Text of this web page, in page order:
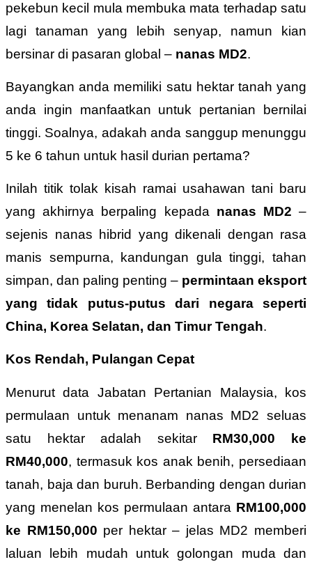
pekebun kecil mula membuka mata terhadap satu
lagi tanaman yang lebih senyap, namun kian
bersinar di pasaran global – nanas MD2.
Bayangkan anda memiliki satu hektar tanah yang
anda ingin manfaatkan untuk pertanian bernilai
tinggi. Soalnya, adakah anda sanggup menunggu
5 ke 6 tahun untuk hasil durian pertama?
Inilah titik tolak kisah ramai usahawan tani baru
yang akhirnya berpaling kepada nanas MD2 –
sejenis nanas hibrid yang dikenali dengan rasa
manis sempurna, kandungan gula tinggi, tahan
simpan, dan paling penting – permintaan eksport
yang tidak putus-putus dari negara seperti
China, Korea Selatan, dan Timur Tengah.
Kos Rendah, Pulangan Cepat
Menurut data Jabatan Pertanian Malaysia, kos
permulaan untuk menanam nanas MD2 seluas
satu hektar adalah sekitar RM30,000 ke
RM40,000, termasuk kos anak benih, persediaan
tanah, baja dan buruh. Berbanding dengan durian
yang menelan kos permulaan antara RM100,000
ke RM150,000 per hektar – jelas MD2 memberi
laluan lebih mudah untuk golongan muda dan